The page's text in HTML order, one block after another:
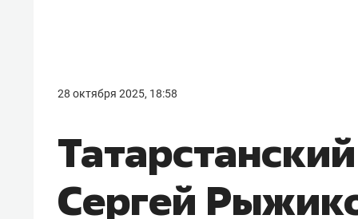
28 октября 2025, 18:58
Сергей
правил, бизнес может
потерять минимум
полгода»